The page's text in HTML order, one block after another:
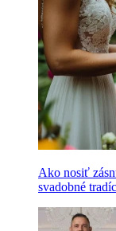
Ako nosiť
svadobné